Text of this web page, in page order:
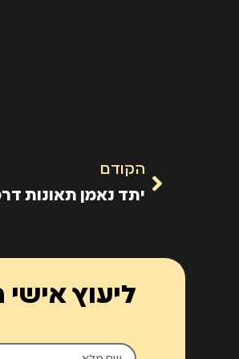
הקודם
יתד נאמן תאונות
ליעוץ